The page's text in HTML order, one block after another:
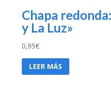
Chapa
y La Luz»
0,95€
LEER MÁS